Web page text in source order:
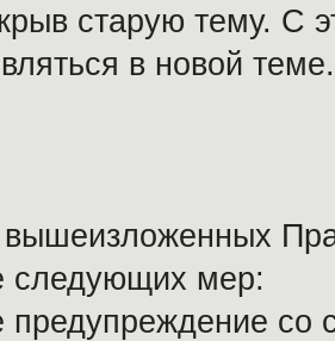
старую тему. С
в новой теме.
следующих мер:
предупреждение